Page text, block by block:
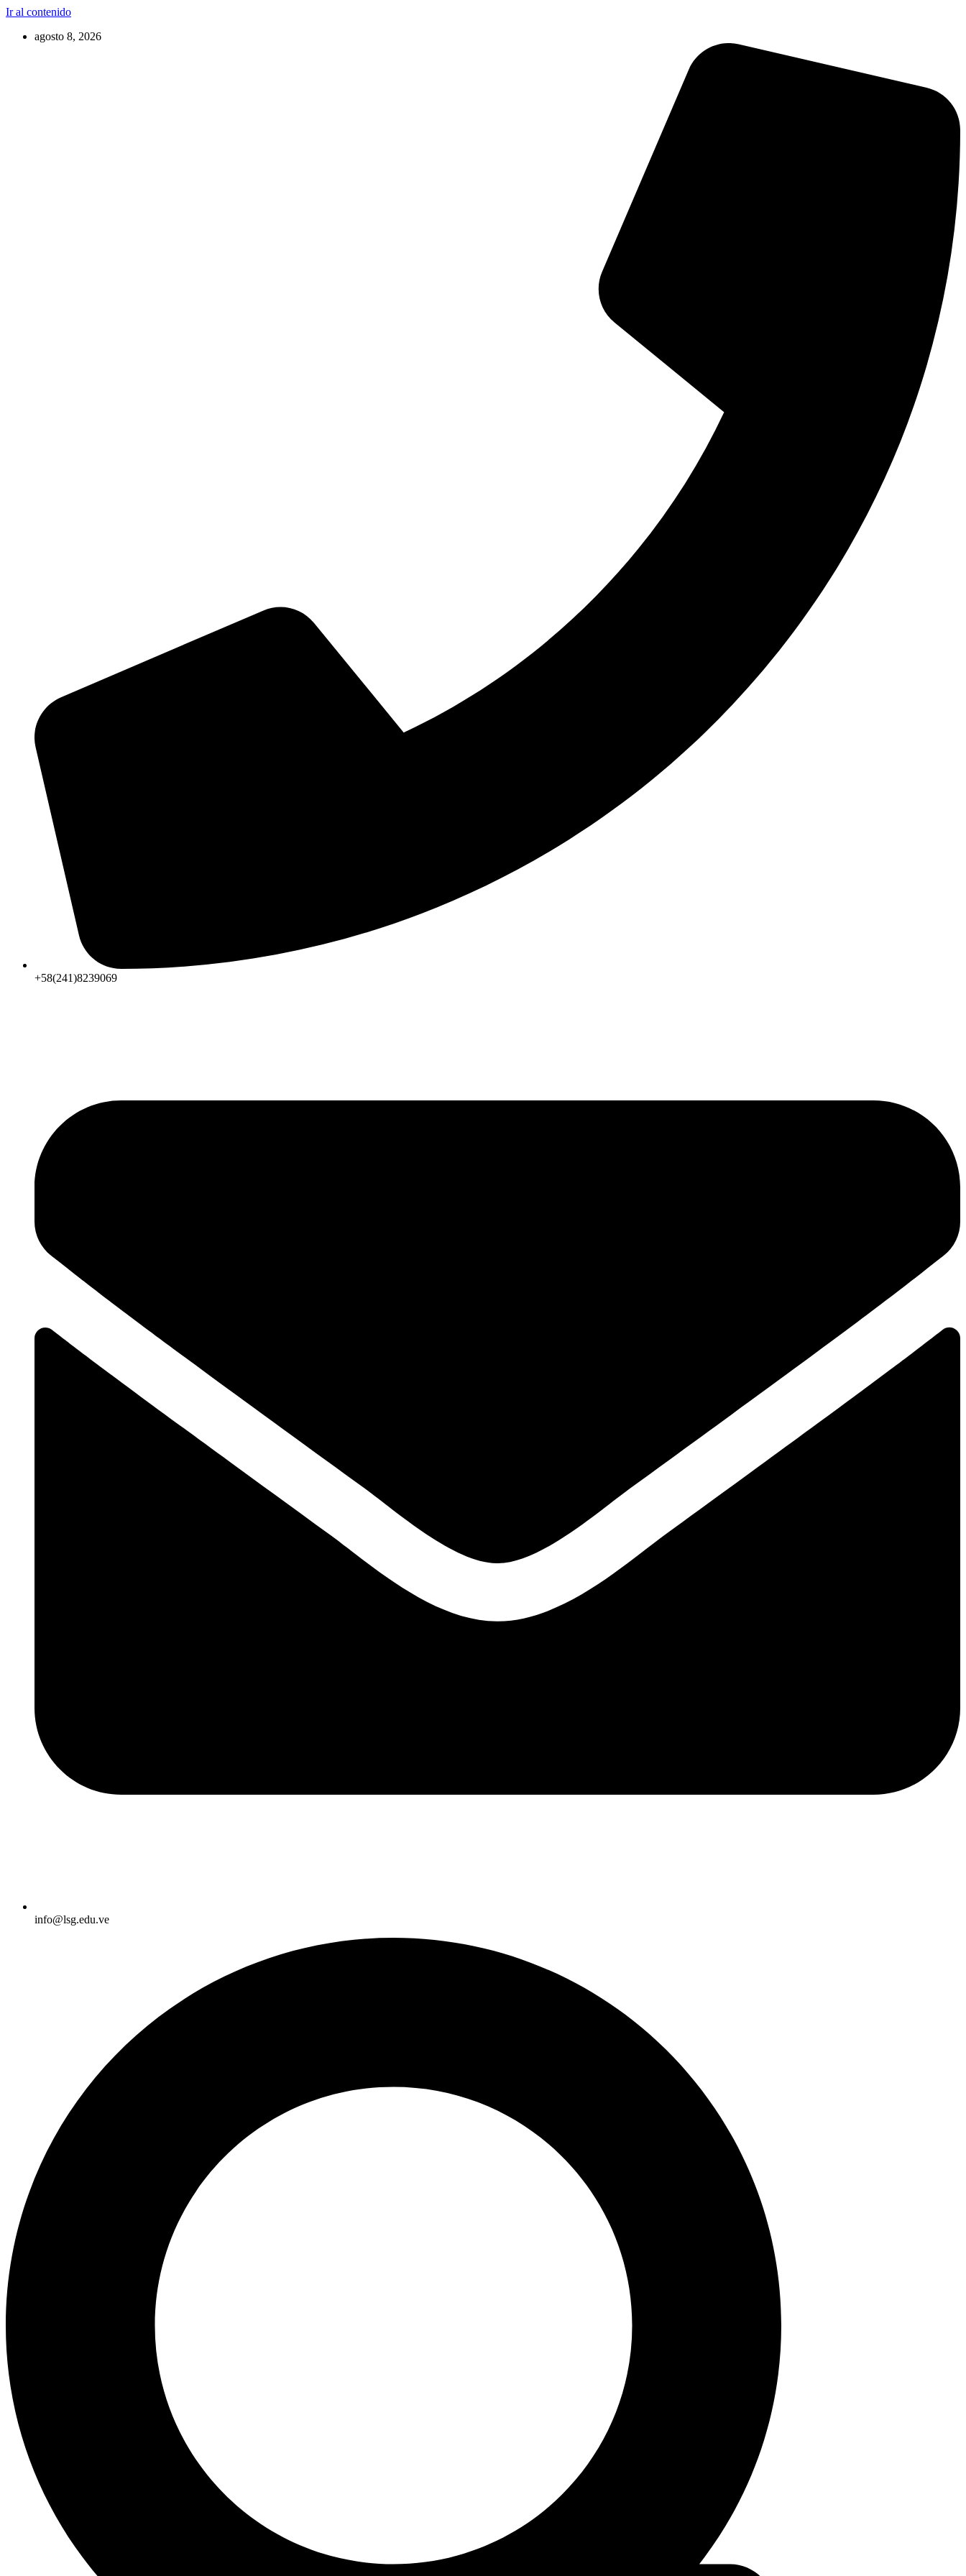
Ir al contenido
agosto 8, 2026
+58(241)8239069
info@lsg.edu.ve